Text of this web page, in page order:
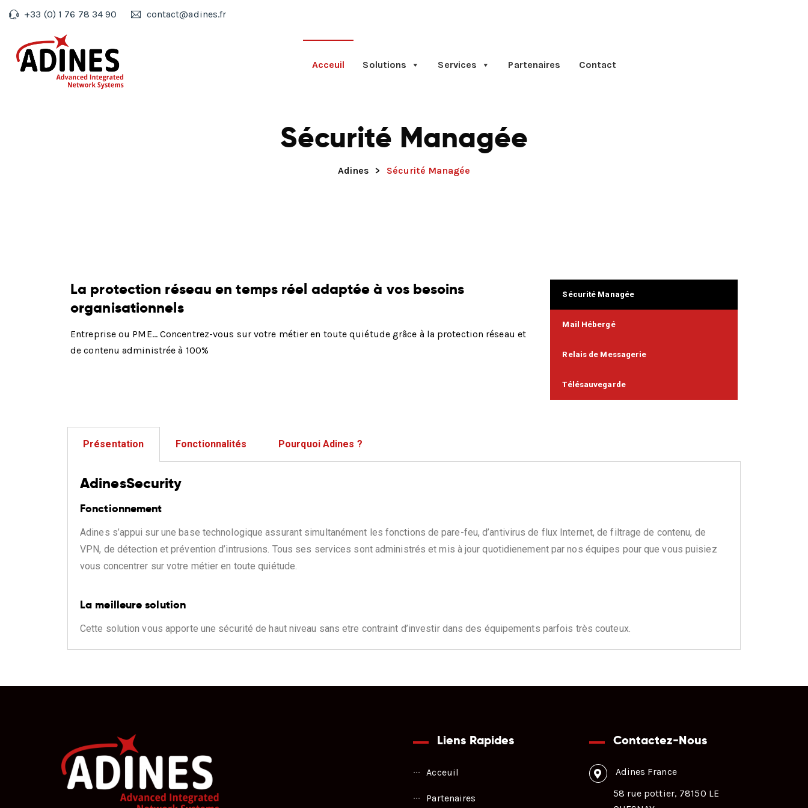
+33 (0) 1 76 78 34 90 contact@adines.fr
Acceuil Solutions Services Partenaires Contact
Sécurité Managée
Adines > Sécurité Managée
La protection réseau en temps réel adaptée à vos besoins
organisationnels
Entreprise ou PME… Concentrez-vous sur votre métier en toute quiétude grâce à la protection réseau et
de contenu administrée à 100%
Sécurité Managée
Mail Hébergé
Relais de Messagerie
Télésauvegarde
Présentation Fonctionnalités Pourquoi Adines ?
AdinesSecurity
Fonctionnement
Adines s’appui sur une base technologique assurant simultanément les fonctions de pare-feu, d’antivirus de flux Internet, de filtrage de contenu, de
VPN, de détection et prévention d’intrusions. Tous ses services sont administrés et mis à jour quotidienement par nos équipes pour que vous puisiez
vous concentrer sur votre métier en toute quiétude.
La meilleure solution
Cette solution vous apporte une sécurité de haut niveau sans etre contraint d’investir dans des équipements parfois très couteux.
Liens Rapides
Acceuil
Partenaires
Contactez-Nous
Adines France
58 rue pottier, 78150 LE